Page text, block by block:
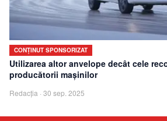
CONȚINUT SPONSORIZAT
Utilizarea altor anvelope decât cele
producătorii mașinilor
Redacția · 30 sep. 2025